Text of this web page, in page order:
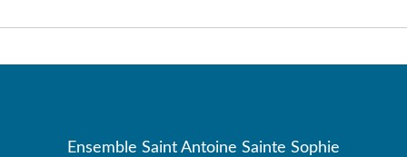
Ensemble Saint Antoine Sainte Sophie